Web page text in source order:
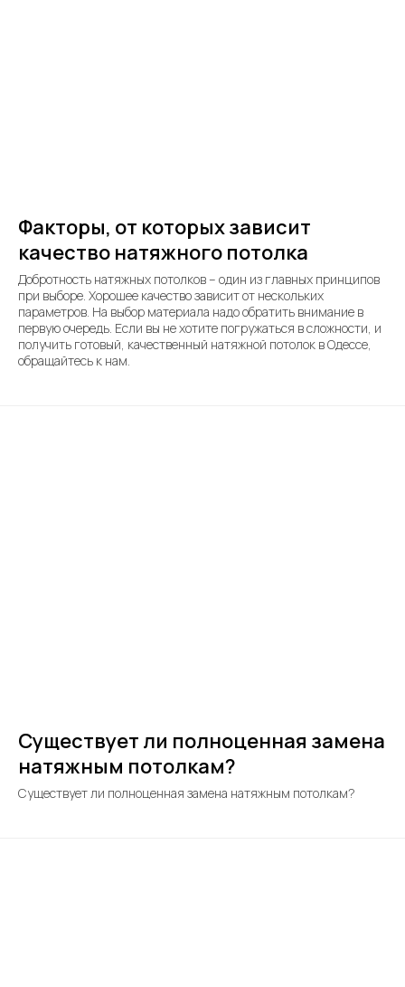
Факторы, от которых зависит
качество натяжного потолка
Добротность натяжных потолков – один из главных принципов
при выборе. Хорошее качество зависит от нескольких
параметров. На выбор материала надо обратить внимание в
первую очередь. Если вы не хотите погружаться в сложности, и
получить готовый, качественный натяжной потолок в Одессе,
обращайтесь к нам.
Существует ли полноценная замена
натяжным потолкам?
Существует ли полноценная замена натяжным потолкам?